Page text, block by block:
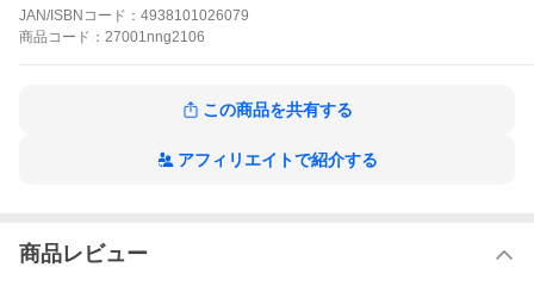
・内部構造
台形ボックスキルト構造
スパニッシュダックダウン90-10% (760FP)
・収納サイズ
JAN/ISBNコード： 4938101026079
商品 コード： 27001nng2106
この商品を共有する
アフィリエイトで紹介する
商品レビュー